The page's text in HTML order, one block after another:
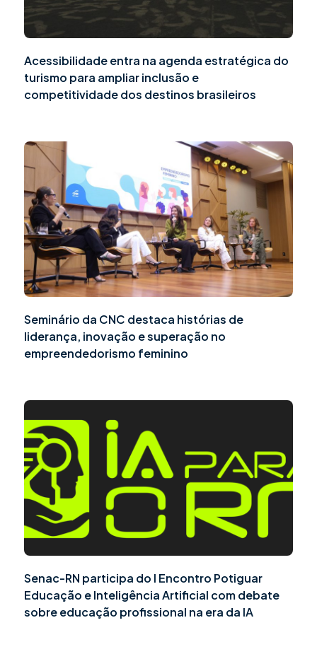
Acessibilidade entra na agenda estratégica do
turismo para ampliar inclusão e
competitividade dos destinos brasileiros
Seminário da CNC destaca histórias de
liderança, inovação e superação no
empreendedorismo feminino
Senac-RN participa do I Encontro Potiguar
Educação e Inteligência Artificial com debate
sobre educação profissional na era da IA